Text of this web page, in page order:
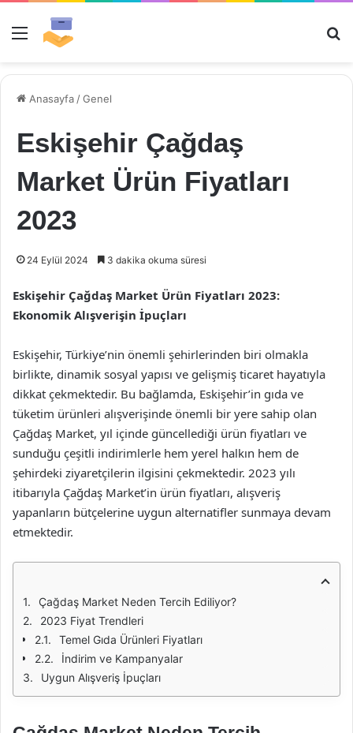
Menü
Anasayfa /Genel
Eskişehir Çağdaş
Market Ürün Fiyatları
2023
24 Eylül 2024 3 dakika okuma süresi
Eskişehir Çağdaş Market Ürün Fiyatları 2023:
Ekonomik Alışverişin İpuçları
Eskişehir, Türkiye’nin önemli şehirlerinden biri olmakla
birlikte, dinamik sosyal yapısı ve gelişmiş ticaret hayatıyla
dikkat çekmektedir. Bu bağlamda, Eskişehir’in gıda ve
tüketim ürünleri alışverişinde önemli bir yere sahip olan
Çağdaş Market, yıl içinde güncellediği ürün fiyatları ve
sunduğu çeşitli indirimlerle hem yerel halkın hem de
şehirdeki ziyaretçilerin ilgisini çekmektedir. 2023 yılı
itibarıyla Çağdaş Market’in ürün fiyatları, alışveriş
yapanların bütçelerine uygun alternatifler sunmaya devam
etmektedir.
Çağdaş Market Neden Tercih Ediliyor?
2023 Fiyat Trendleri
Temel Gıda Ürünleri Fiyatları
İndirim ve Kampanyalar
Uygun Alışveriş İpuçları